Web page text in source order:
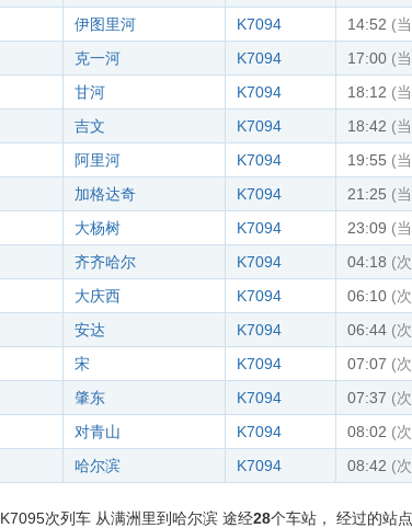
伊图里河 K7094 14:52 (
克一河 K7094 17:00 (
甘河 K7094 18:12 (
吉文 K7094 18:42 (
阿里河 K7094 19:55 (
加格达奇 K7094 21:25 (
大杨树 K7094 23:09 (
齐齐哈尔 K7094 04:18 (
大庆西 K7094 06:10 (
安达 K7094 06:44 (
宋 K7094 07:07 (
肇东 K7094 07:37 (
对青山 K7094 08:02 (
哈尔滨 K7094 08:42 (
K7095次列车 从满洲里到哈尔滨 途经28个车站， 经过的站